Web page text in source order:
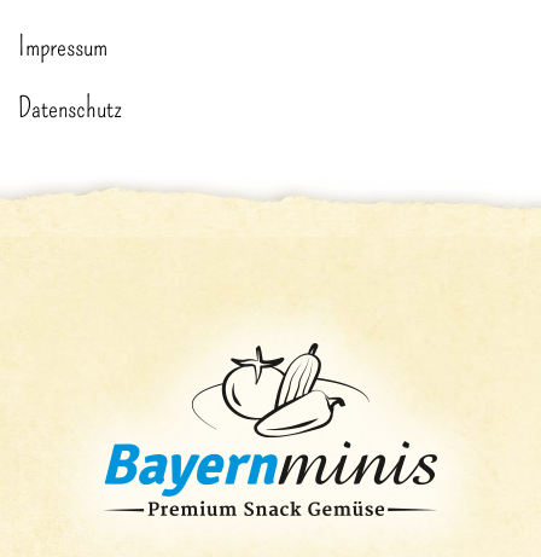
Impressum
Datenschutz